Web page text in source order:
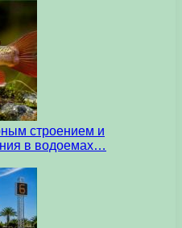
строением и
в водоемах…